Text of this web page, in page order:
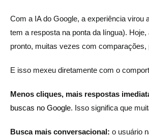
Com a IA do Google, a experiência
tem a resposta na ponta da língua).
pronto, muitas vezes com
E isso mexeu diretamente com o
Menos cliques, mais respostas
buscas no Google. Isso significa que
Busca mais conversacional: o usuário